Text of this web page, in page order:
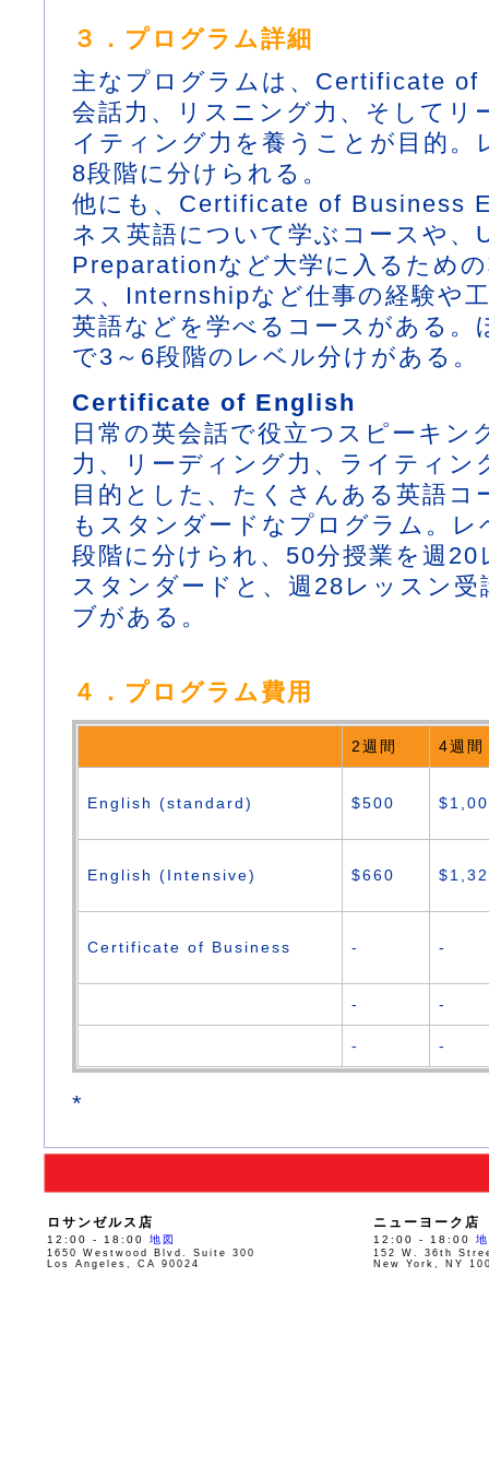
３．プログラム詳細
主なプログラムは、Certificate of
会話力、リスニング力、そしてリ
イティング力を養うことが目的。
8段階に分けられる。
他にも、Certificate of Business
ネス英語について学ぶコースや
Preparationなど大学に入るため
ス、Internshipなど仕事の経験や
英語などを学べるコースがある。
で3～6段階のレベル分けがある。
Certificate of English
日常の英会話で役立つスピーキン
力、リーディング力、ライティン
目的とした、たくさんある英語コ
もスタンダードなプログラム。
段階に分けられ、50分授業を週
スタンダードと、週28レッスン
ブがある。
４．プログラム費用
2週間 4週間
English (standard) $500
English (Intensive) $660
Certificate of Business - -
- -
- -
*
ロサンゼルス店
12:00 - 18:00 地図
1650 Westwood Blvd. Suite 300
Los Angeles, CA 90024
ニューヨーク店
12:00 - 18:00
152 W. 36th
New York, NY